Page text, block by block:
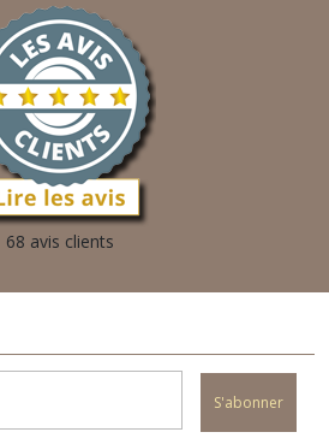
68 avis clients
S'abonner